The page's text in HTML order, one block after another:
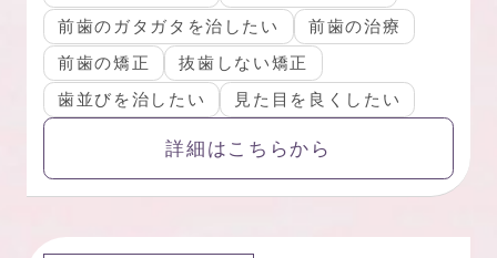
前歯のガタガタを治したい
前歯の治療
前歯の矯正
抜歯しない矯正
歯並びを治したい
見た目を良くしたい
詳細はこちらから